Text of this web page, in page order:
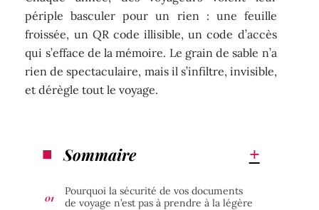
périple basculer pour un rien : une feuille
froissée, un QR code illisible, un code d’accès
qui s’efface de la mémoire. Le grain de sable n’a
rien de spectaculaire, mais il s’infiltre, invisible,
et dérègle tout le voyage.
Sommaire
Pourquoi la sécurité de vos documents
de voyage n’est pas à prendre à la légère